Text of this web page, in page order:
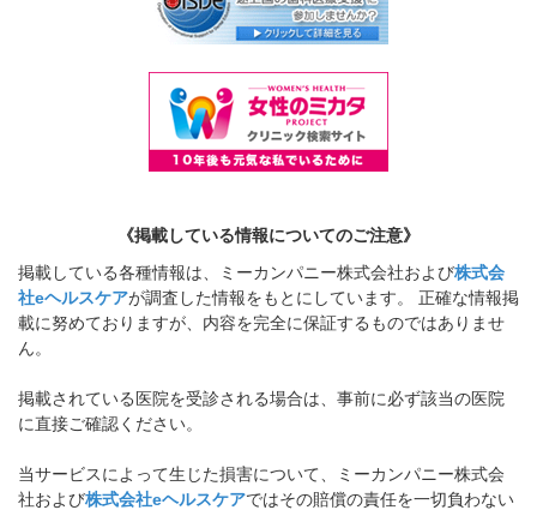
《掲載している情報についてのご注意》
掲載している各種情報は、ミーカンパニー株式会社および株式会
社eヘルスケアが調査した情報をもとにしています。 正確な情報掲
載に努めておりますが、内容を完全に保証するものではありませ
ん。
掲載されている医院を受診される場合は、事前に必ず該当の医院
に直接ご確認ください。
当サービスによって生じた損害について、ミーカンパニー株式会
社および株式会社eヘルスケアではその賠償の責任を一切負わない